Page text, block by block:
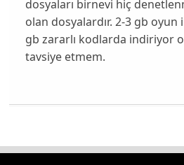
dosyaları birnevi hiç
olan dosyalardır. 2-3 gb
gb zararlı kodlarda indiriyor
tavsiye etmem.